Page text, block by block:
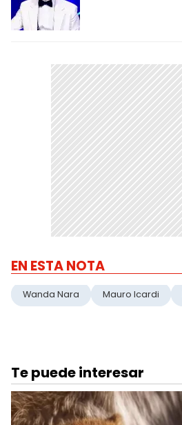
EN ESTA NOTA
Wanda Nara Mauro Icardi